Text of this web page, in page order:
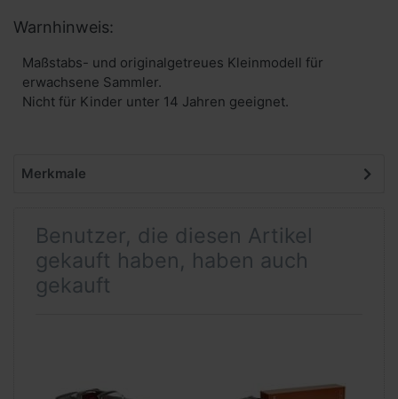
Warnhinweis:
Maßstabs- und originalgetreues Kleinmodell für
erwachsene Sammler.
Nicht für Kinder unter 14 Jahren geeignet.
Merkmale
Benutzer, die diesen Artikel
gekauft haben, haben auch
gekauft